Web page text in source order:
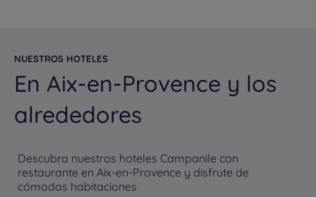
NUESTROS HOTELES
En Aix-en-Provence y los
alrededores
Descubra nuestros hoteles Campanile con
restaurante en Aix-en-Provence y disfrute de
cómodas habitaciones